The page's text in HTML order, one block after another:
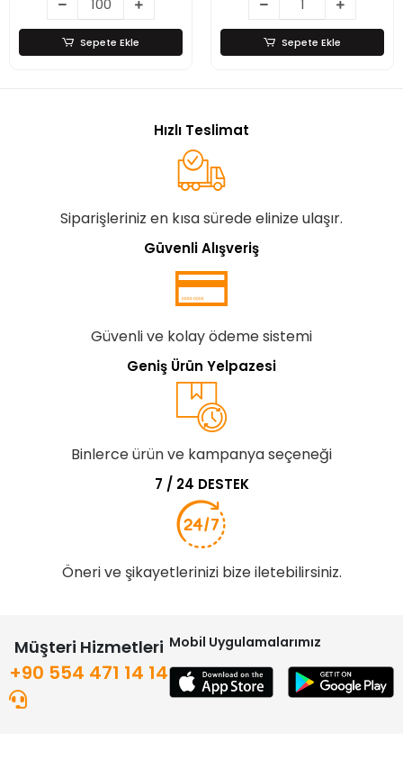
Sepete Ekle Sepete Ekle
Hızlı Teslimat
Siparişleriniz en kısa sürede elinize ulaşır.
Güvenli Alışveriş
Güvenli ve kolay ödeme sistemi
Geniş Ürün Yelpazesi
Binlerce ürün ve kampanya seçeneği
7 / 24 DESTEK
Öneri ve şikayetlerinizi bize iletebilirsiniz.
Müşteri Hizmetleri
+90 554 471 14 14
Mobil Uygulamalarımız